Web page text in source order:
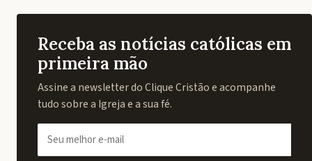
Receba as notícias católicas em
primeira mão
Assine a newsletter do Clique Cristão e acompanhe
tudo sobre a Igreja e a sua fé.